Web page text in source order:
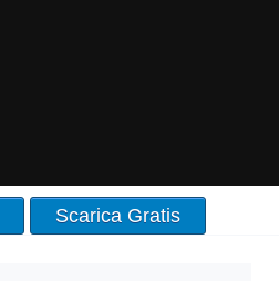
Scarica Gratis